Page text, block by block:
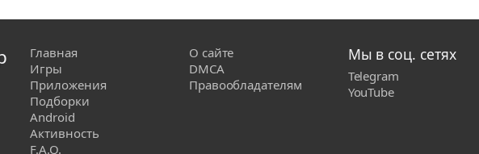
Главная
Игры
Приложения
Подборки
Android
Активность
F.A.Q.
О сайте
DMCA
Правообладателям
Мы в соц. сетях
Telegram
YouTube